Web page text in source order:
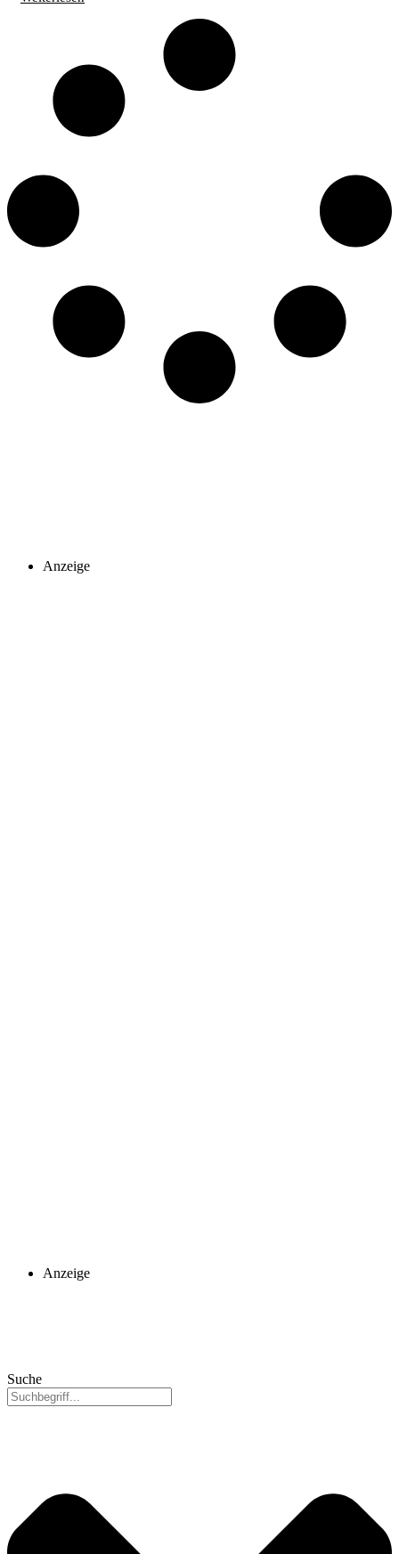
Anzeige
Anzeige
Suche